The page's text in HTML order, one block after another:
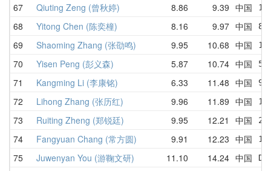
67 Qiuting Zeng (曾秋婷) 8.86 9.39 中国
68 Yitong Chen (陈奕橦) 8.16 9.97 中国
69 Shaoming Zhang (张劭鸣) 9.95 10.68 中国
70 Yisen Peng (彭义森) 5.87 10.74 中国
71 Kangming Li (李康铭) 6.33 11.48 中国
72 Lihong Zhang (张历红) 9.96 11.89 中国
73 Ruiting Zheng (郑锐廷) 9.95 12.21 中国
74 Fangyuan Chang (常方圆) 9.91 12.23 中国
75 Juwenyan You (游鞠文研) 11.10 14.24 中国